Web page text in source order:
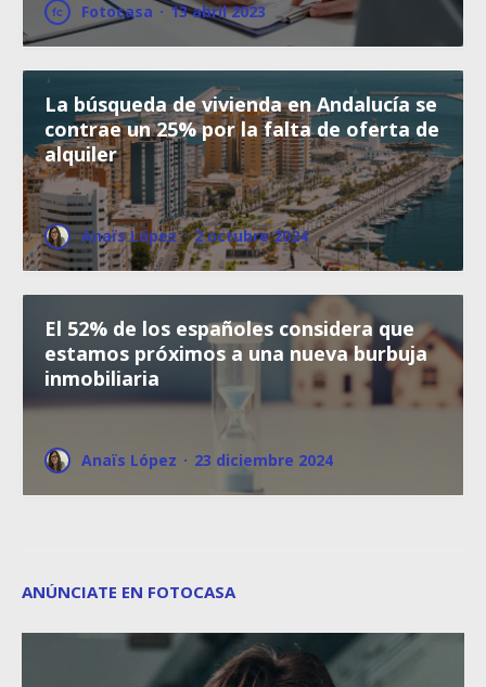
Fotocasa · 13 abril 2023
La búsqueda de vivienda en Andalucía se
contrae un 25% por la falta de oferta de
alquiler
Anaïs López · 2 octubre 2024
El 52% de los españoles considera que
estamos próximos a una nueva burbuja
inmobiliaria
Anaïs López · 23 diciembre 2024
ANÚNCIATE EN FOTOCASA